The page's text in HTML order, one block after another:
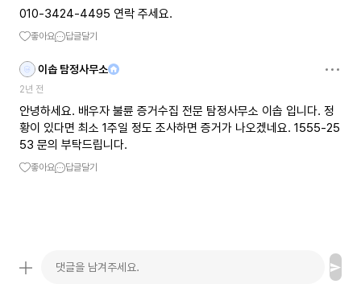
010-3424-4495 연락 주세요.
좋아요 답글달기
이솝 탐정사무소
2년 전
안녕하세요. 배우자 불륜 증거수집 전문 탐정사무소 이솝 입니다. 정
황이 있다면 최소 1주일 정도 조사하면 증거가 나오겠네요. 1555-25
53 문의 부탁드립니다.
좋아요 답글달기